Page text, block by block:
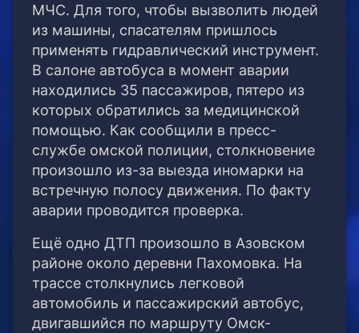
МЧС. Для того, чтобы вызволить людей
из машины, спасателям пришлось
применять гидравлический инструмент.
В салоне автобуса в момент аварии
находились 35 пассажиров, пятеро из
которых обратились за медицинской
помощью. Как сообщили в пресс-
службе омской полиции, столкновение
произошло из-за выезда иномарки на
встречную полосу движения. По факту
аварии проводится проверка.
Ещё одно ДТП произошло в Азовском
районе около деревни Пахомовка. На
трассе столкнулись легковой
автомобиль и пассажирский автобус,
двигавшийся по маршруту Омск-